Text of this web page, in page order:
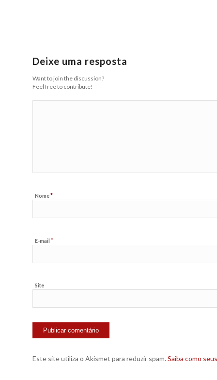
Deixe uma resposta
Want to join the discussion?
Feel free to contribute!
Nome*
E-mail *
Site
Este site utiliza o Akismet para reduzir spam. Saiba como